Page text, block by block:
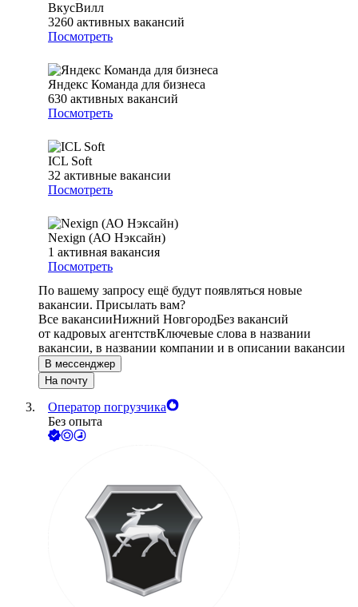
ВкусВилл
3260 активных вакансий
Посмотреть
Яндекс Команда для бизнеса
630 активных вакансий
Посмотреть
ICL Soft
32 активные вакансии
Посмотреть
Nexign (АО Нэксайн)
1 активная вакансия
Посмотреть
По вашему запросу ещё будут появляться новые
вакансии. Присылать вам?
Все вакансииНижний НовгородБез вакансий
от кадровых агентствКлючевые слова в названии
вакансии, в названии компании и в описании вакансии
В мессенджер
На почту
Оператор погрузчика
Без опыта